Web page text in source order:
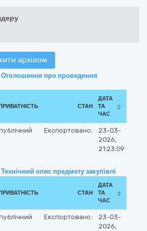
архівом
про проведення
СТАН
ДАТА
ТА
ЧАС
публічний Експортовано:
23-03-
2026,
21:23:09
опис предмету закупівлі
СТАН
ДАТА
ТА
ЧАС
публічний Експортовано:
23-03-
2026,